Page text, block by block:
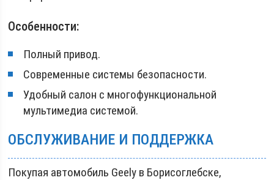
Особенности:
Полный привод.
Современные системы безопасности.
Удобный салон с многофункциональной
мультимедиа системой.
ОБСЛУЖИВАНИЕ И ПОДДЕРЖКА
Покупая автомобиль Geely в Борисоглебске,